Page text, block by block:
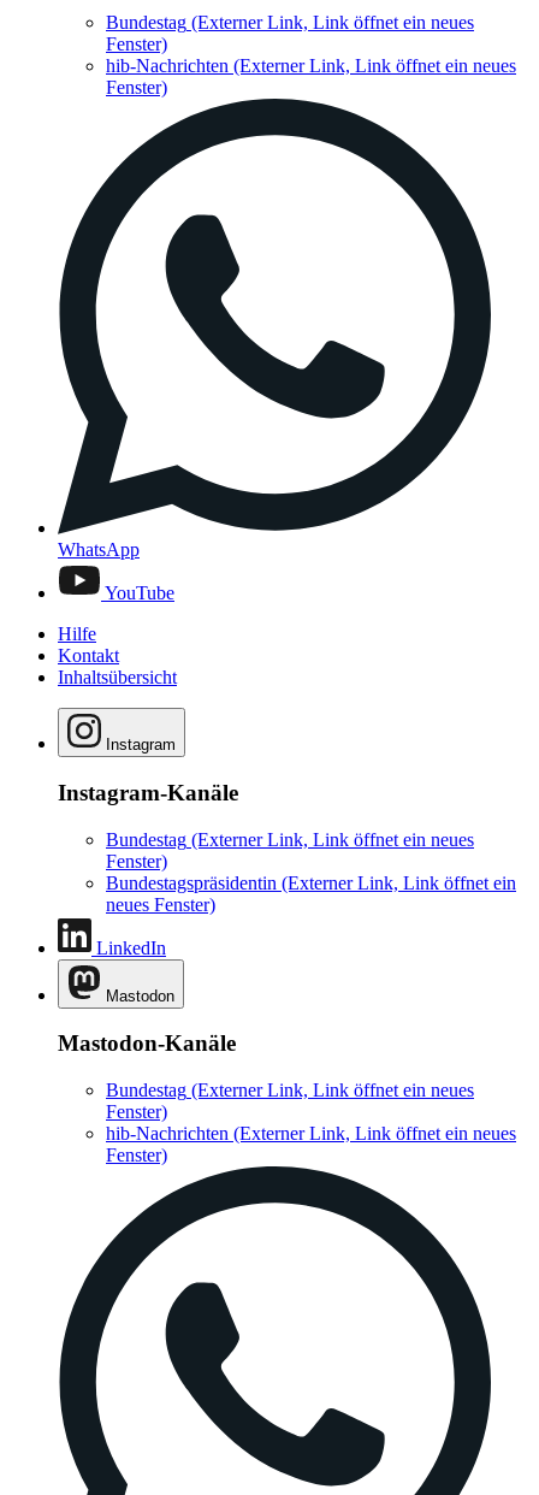
WhatsApp
YouTube
Hilfe
Kontakt
Inhaltsübersicht
Instagram
Instagram-Kanäle
Bundestag
Bundestagspräsidentin
LinkedIn
Mastodon
Mastodon-Kanäle
Bundestag
Fenster)
hib-Nachrichten(Externer Link, Link öffnet ein neues